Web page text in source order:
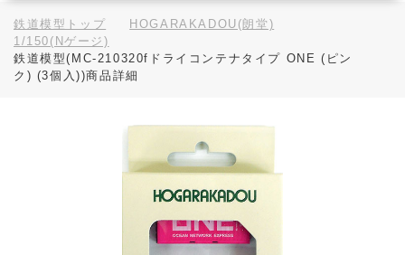
鉄道模型トップ
HOGARAKADOU(朗堂)
1/150(Nゲージ)
鉄道模型(MC-210320fドライコンテナタイプ ONE (ピン
ク) (3個入))商品詳細